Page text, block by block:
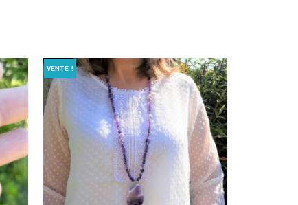
VENTE !